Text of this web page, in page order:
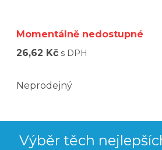
Momentálně nedostupné
26,62 Kč s DPH
Neprodejný
Výběr těch